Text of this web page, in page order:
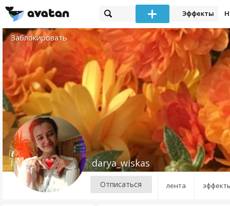
Эффекты
Заблокировать
лента
darya_wiskas
Отписаться